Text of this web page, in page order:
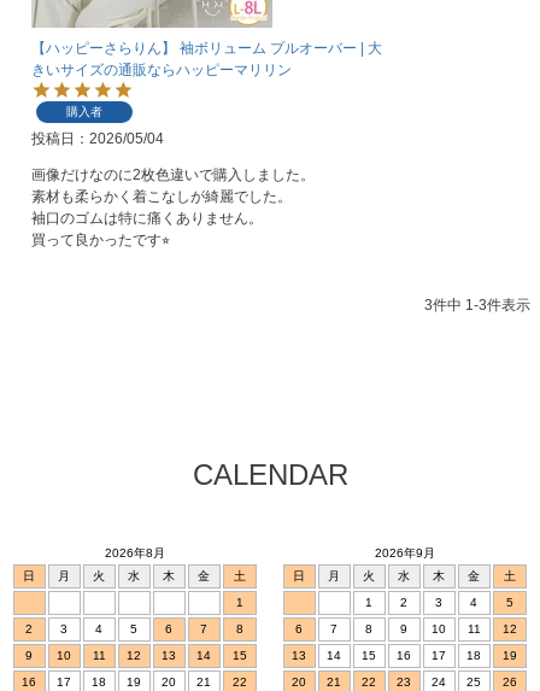
【ハッピーさらりん】 袖ボリューム プルオーバー | 大
きいサイズの通販ならハッピーマリリン
購入者
投稿日 2026/05/04
画像だけなのに2枚色違いで購入しました。
素材も柔らかく着こなしが綺麗でした。
袖口のゴムは特に痛くありません。
買って良かったです⭐︎
3件中 1-3件表示
CALENDAR
2026年8月
日
月 火 水 木 金
土
1
2
3 4 5 6 7
8
9
10 11 12 13 14
15
16
17 18 19 20 21
22
2026年9月
日
月 火 水 木 金
土
1
2 3 4
5
6
7 8 9 10 11
12
13
14 15 16 17 18
19
20
21 22 23 24 25
26